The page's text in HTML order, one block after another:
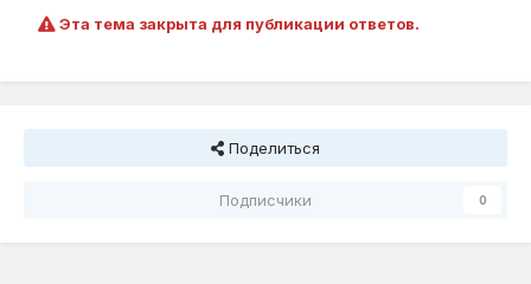
Эта тема закрыта для публикации ответов.
Поделиться
Подписчики 0